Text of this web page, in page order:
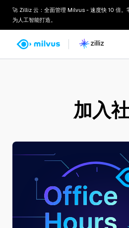
🚀 Zilliz 云：全面管理 Milvus - 速度快 10 倍。
为人工智能打造。
加入